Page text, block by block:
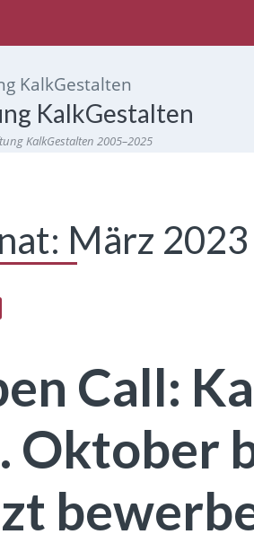
KalkGestalten
KalkGestalten 2005–2025
März 2023
Call:
Oktober